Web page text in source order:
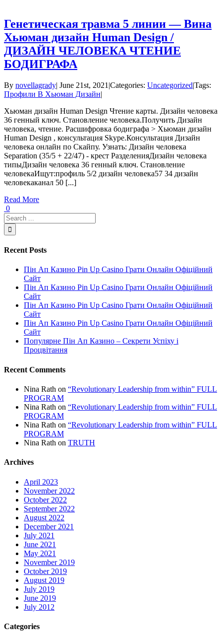
Генетическая травма 5 линии — Вина
Хьюман дизайн Human Design /
ДИЗАЙН ЧЕЛОВЕКА ЧТЕНИЕ
БОДИГРАФА
By novellagrady| June 21st, 2021 |Categories: Uncategorized|Tags:
Профили В Хьюман Дизайн|
Хьюман дизайн Human Design Чтение карты. Дизайн человека
36 генный ключ. Становление человека.Получить Дизайн
человека, чтение. Расшифровка бодиграфа > Хьюман дизайн
Human Design , консультация Skype.Консультация Дизайн
человека онлайн по Скайпу. Узнать: Дизайн человека
Separation (35/5 + 22/47) - крест РазделенияДизайн человека
типыДизайн человека 36 генный ключ. Становление
человекаИщут:профиль 5/2 дизайн человека57 34 дизайн
человекаканал 50 [...]
Read More
0
Recent Posts
Пін Ап Казино Pin Up Casino Грати Онлайн Офіційний
Сайт
Пін Ап Казино Pin Up Casino Грати Онлайн Офіційний
Сайт
Пін Ап Казино Pin Up Casino Грати Онлайн Офіційний
Сайт
Пін Ап Казино Pin Up Casino Грати Онлайн Офіційний
Сайт
Популярне Пін Ап Казино – Секрети Успіху і
Процвітання
Recent Comments
Nina Rath on “Revolutionary Leadership from within” FULL
PROGRAM
Nina Rath on “Revolutionary Leadership from within” FULL
PROGRAM
Nina Rath on “Revolutionary Leadership from within” FULL
PROGRAM
Nina Rath on TRUTH
Archives
April 2023
November 2022
October 2022
September 2022
August 2022
December 2021
July 2021
June 2021
May 2021
November 2019
October 2019
August 2019
July 2019
June 2019
July 2012
Categories